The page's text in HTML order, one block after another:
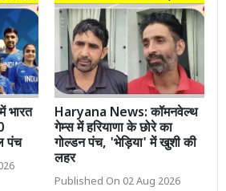
भारत
पंच
Haryana News: कॉमनवेल्थ
गेम्स में हरियाणा के छोरे का
गोल्डन पंच, 'भेड़िया' में खुशी की
लहर
Published On 02 Aug 2026